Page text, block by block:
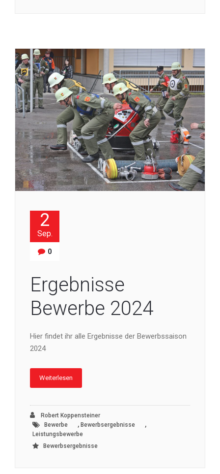
2
Sep.
0
Ergebnisse
Bewerbe 2024
Hier findet ihr alle Ergebnisse der Bewerbssaison
2024
Weiterlesen
Robert Koppensteiner
Bewerbe
, Bewerbsergebnisse ,
Leistungsbewerbe
Bewerbsergebnisse